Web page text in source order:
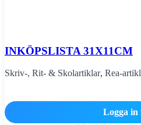
INKÖPSLISTA 31X11CM
Skriv-, Rit- & Skolartiklar, Rea-
Logga in